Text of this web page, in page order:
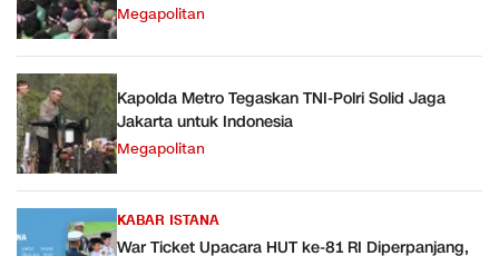
Megapolitan
Kapolda Metro Tegaskan TNI-Polri Solid Jaga
Jakarta untuk Indonesia
Megapolitan
KABAR ISTANA
War Ticket Upacara HUT ke-81 RI Diperpanjang,